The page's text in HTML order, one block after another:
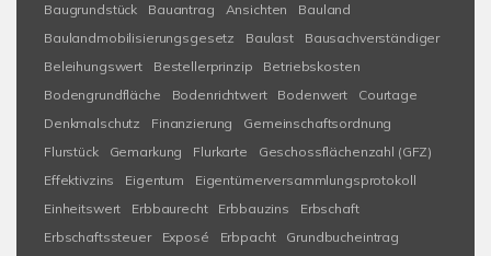
Baugrundstück
Bauantrag Ansichten
Bauland
Baulandmobilisierungsgesetz
Baulast
Bausachverständiger
Beleihungswert
Bestellerprinzip
Betriebskosten
Bodengrundfläche
Bodenrichtwert Bodenwert
Courtage
Denkmalschutz
Finanzierung
Gemeinschaftsordnung
Flurstück
Gemarkung Flurkarte
Geschossflächenzahl (GFZ)
Effektivzins
Eigentum
Eigentümerversammlungsprotokoll
Einheitswert
Erbbaurecht Erbbauzins
Erbschaft
Erbschaftssteuer
Exposé Erbpacht
Grundbucheintrag